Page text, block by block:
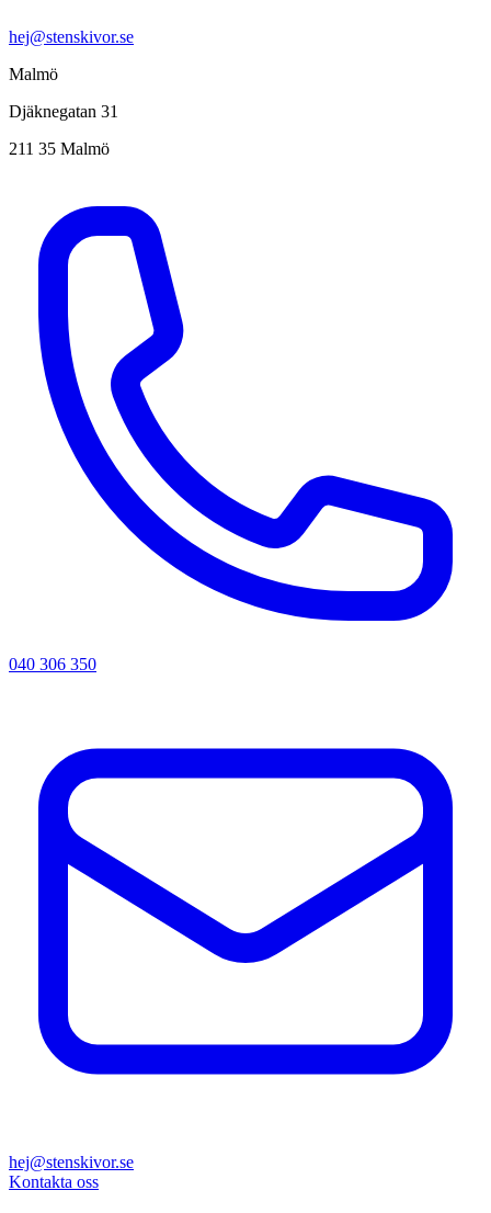
hej@stenskivor.se
Malmö
Djäknegatan 31
211 35 Malmö
040 306 350
hej@stenskivor.se
Kontakta oss